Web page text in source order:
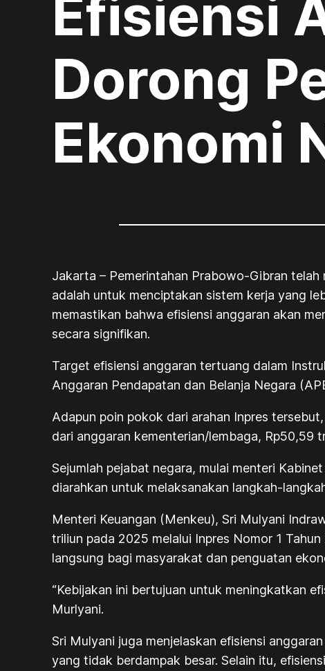
Efisiensi
Dorong
Ekonomi
Jakarta – Pemerintahan Prabowo-Gibran
adalah untuk menciptakan sistem kerja yang
memastikan bahwa efisiensi anggaran akan
secara signifikan.
Target efisiensi anggaran tertuang dalam
Anggaran Pendapatan dan Belanja Negara
Adapun poin pokok dari arahan Inpres
dari anggaran kementerian/lembaga, Rp50,59
Sejumlah pejabat negara, mulai menteri
diarahkan untuk melaksanakan langkah-
Menteri Keuangan (Menkeu), Sri Mulyani
triliun pada 2025 melalui Inpres Nomor 1
langsung bagi masyarakat dan penguatan
“Kebijakan ini bertujuan untuk meningkatkan
Murlyani.
Sri Mulyani juga menjelaskan efisiensi
yang tidak berdampak besar. Selain itu,